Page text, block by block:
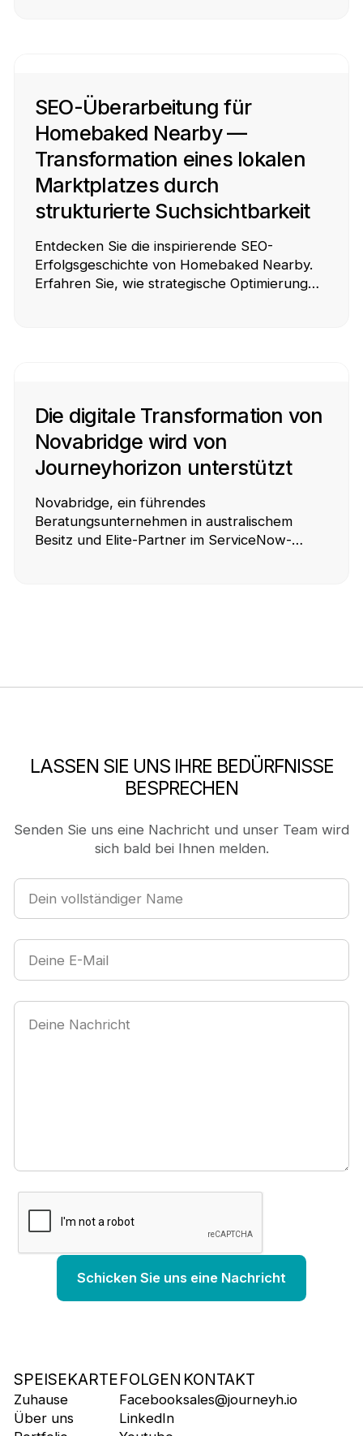
SEO-Überarbeitung für
Homebaked Nearby —
Transformation eines lokalen
Marktplatzes durch
strukturierte Suchsichtbarkeit
Entdecken Sie die inspirierende SEO-
Erfolgsgeschichte von Homebaked Nearby.
Erfahren Sie, wie strategische Optimierung
Die digitale Transformation von
Novabridge wird von
Journeyhorizon unterstützt
Novabridge, ein führendes
Beratungsunternehmen in australischem
Besitz und Elite-Partner im ServiceNow-
SPEISEKARTE
Zuhause
Über uns
FOLGEN
Facebook
LinkedIn
KONTAKT
sales@journeyh.io
LASSEN SIE UNS IHRE BEDÜRFNISSE
BESPRECHEN
Senden Sie uns eine Nachricht und unser Team wird
sich bald bei Ihnen melden.